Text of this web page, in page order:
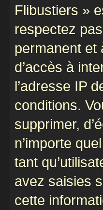
Flibustiers »
respectez
permanent et
d’accès à
l’adresse IP
conditions.
supprimer,
n’importe
tant
avez saisies
cette